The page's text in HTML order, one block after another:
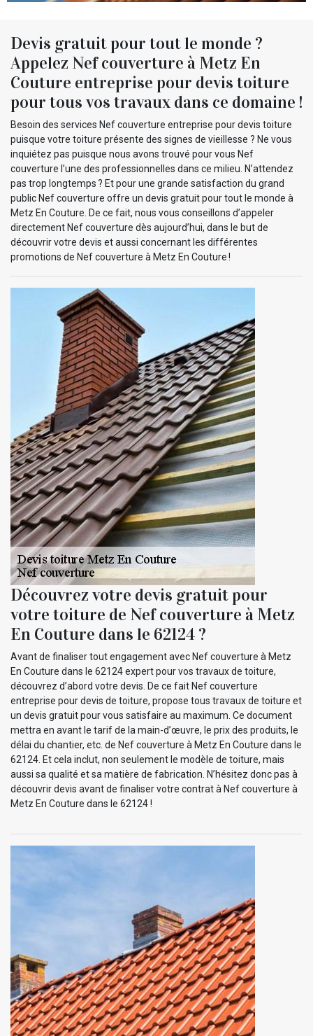
Devis gratuit pour tout le monde ?
Appelez Nef couverture à Metz En
Couture entreprise pour devis toiture
pour tous vos travaux dans ce domaine !
Besoin des services Nef couverture entreprise pour devis toiture
puisque votre toiture présente des signes de vieillesse ? Ne vous
inquiétez pas puisque nous avons trouvé pour vous Nef
couverture l’une des professionnelles dans ce milieu. N’attendez
pas trop longtemps ? Et pour une grande satisfaction du grand
public Nef couverture offre un devis gratuit pour tout le monde à
Metz En Couture. De ce fait, nous vous conseillons d’appeler
directement Nef couverture dès aujourd’hui, dans le but de
découvrir votre devis et aussi concernant les différentes
promotions de Nef couverture à Metz En Couture !
Découvrez votre devis gratuit pour
votre toiture de Nef couverture à Metz
En Couture dans le 62124 ?
Avant de finaliser tout engagement avec Nef couverture à Metz
En Couture dans le 62124 expert pour vos travaux de toiture,
découvrez d’abord votre devis. De ce fait Nef couverture
entreprise pour devis de toiture, propose tous travaux de toiture et
un devis gratuit pour vous satisfaire au maximum. Ce document
mettra en avant le tarif de la main-d’œuvre, le prix des produits, le
délai du chantier, etc. de Nef couverture à Metz En Couture dans le
62124. Et cela inclut, non seulement le modèle de toiture, mais
aussi sa qualité et sa matière de fabrication. N’hésitez donc pas à
découvrir devis avant de finaliser votre contrat à Nef couverture à
Metz En Couture dans le 62124 !